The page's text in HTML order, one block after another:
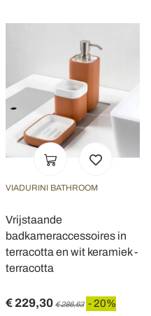
VIADURINI BATHROOM
Vrijstaande
badkameraccessoires in
terracotta en wit keramiek -
terracotta
€ 229,30 € 286,63 - 20%